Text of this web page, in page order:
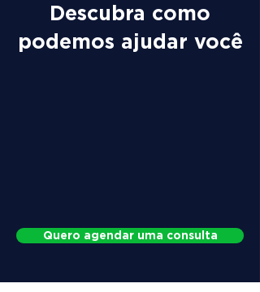
Descubra como
podemos ajudar você
Quero agendar uma consulta